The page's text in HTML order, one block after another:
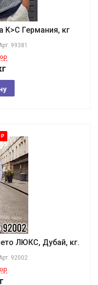
Германия, кг
99381
ЛЮКС, Дубай, кг.
92002